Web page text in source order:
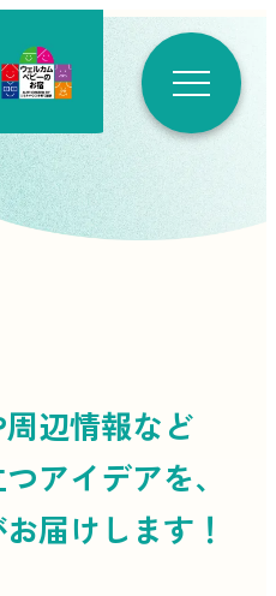
辺情報など
アイデアを、
届けします！